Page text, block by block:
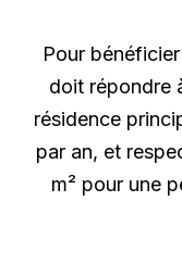
Pour
doit répondre
résidence
par an, et
m² pour une